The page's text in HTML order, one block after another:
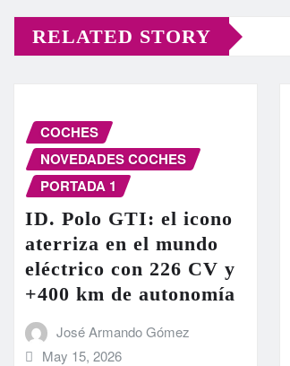
RELATED STORY
COCHES
NOVEDADES COCHES
PORTADA 1
ID. Polo GTI: el icono
aterriza en el mundo
eléctrico con 226 CV y
+400 km de autonomía
José Armando Gómez
May 15, 2026